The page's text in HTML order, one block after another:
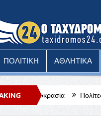
ΠΟΛΙΤΙΚΗ ΑΘΛΗΤΙΚΑ
Πολίτες προσοχή,